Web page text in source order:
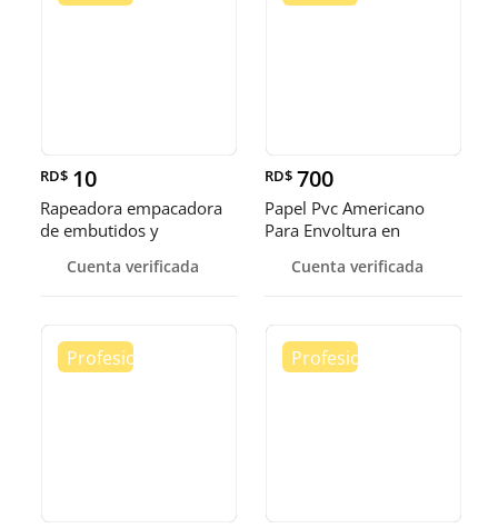
RD$ 10
Rapeadora empacadora
de embutidos y
Cuenta verificada
RD$ 700
Papel Pvc Americano
Para Envoltura en
pulgadas
Cuenta verificada